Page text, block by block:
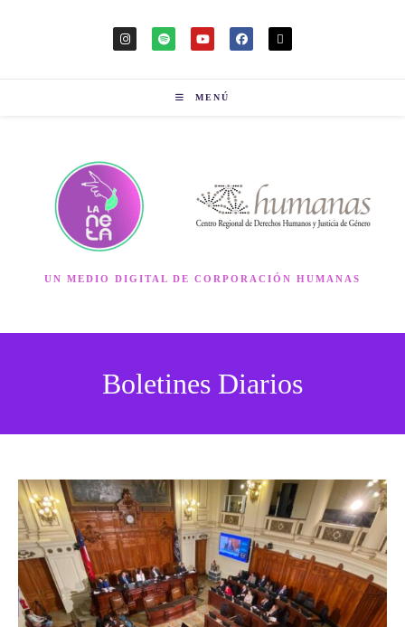
MENÚ
UN MEDIO DIGITAL DE CORPORACIÓN HUMANAS
Boletines Diarios